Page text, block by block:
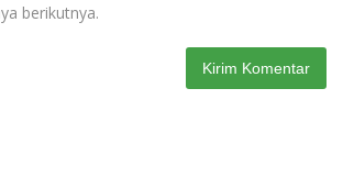
berikutnya.